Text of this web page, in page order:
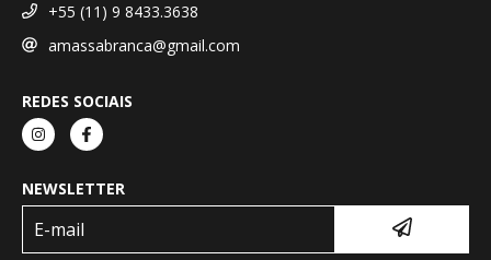
+55 (11) 9 8433.3638
amassabranca@gmail.com
REDES SOCIAIS
NEWSLETTER